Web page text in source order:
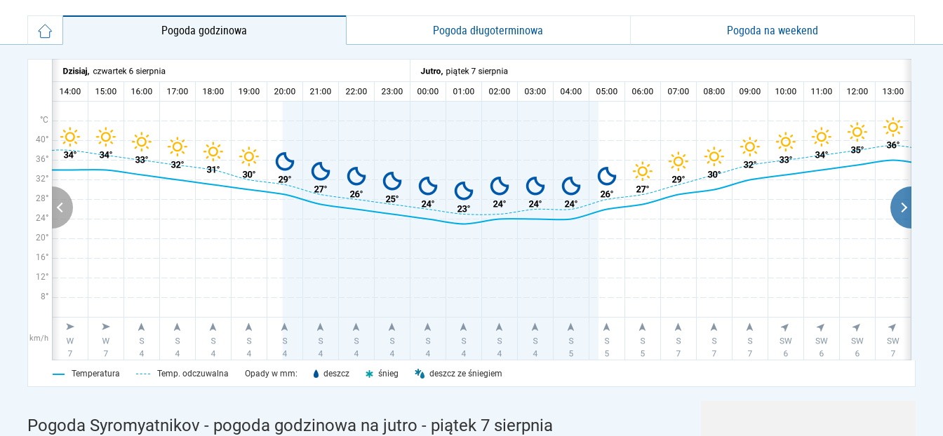
Pogoda godzinowa Pogoda długoterminowa Pogoda na weekend
°C
40°
36°
32°
28°
24°
20°
16°
12°
8°
km/h
Temperatura Temp. odczuwalna Opady w mm: deszcz śnieg deszcz ze śniegiem
Pogoda Syromyatnikov - pogoda godzinowa na jutro - piątek 7 sierpnia